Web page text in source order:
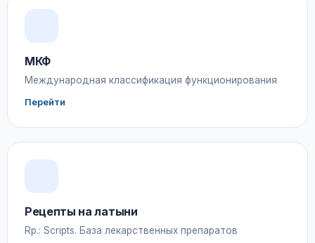
МКФ
Международная классификация функционирования
Перейти
Рецепты на латыни
Rp.: Scripts. База лекарственных препаратов